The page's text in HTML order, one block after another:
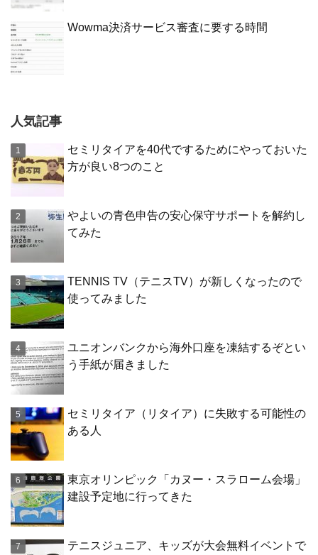
Wowma決済サービス審査に要する時間
人気記事
セミリタイアを40代でするためにやっておいた
方が良い8つのこと
やよいの青色申告の安心保守サポートを解約し
てみた
TENNIS TV（テニスTV）が新しくなったので
使ってみました
ユニオンバンクから海外口座を凍結するぞとい
う手紙が届きました
セミリタイア（リタイア）に失敗する可能性の
ある人
東京オリンピック「カヌー・スラローム会場」
建設予定地に行ってきた
テニスジュニア、キッズが大会無料イベントで